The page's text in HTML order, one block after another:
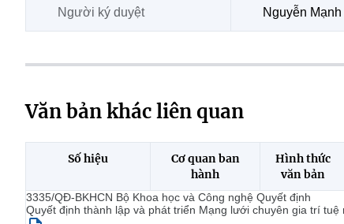
Người ký duyệt Nguyễn
Văn bản khác liên quan
Số hiệu
Cơ quan ban
hành
Hình thức
văn bản
3335/QĐ-BKHCN Bộ Khoa học và Công nghệ Quyết định
Quyết định thành lập và phát triển Mạng lưới chuyên gia trí tuệ